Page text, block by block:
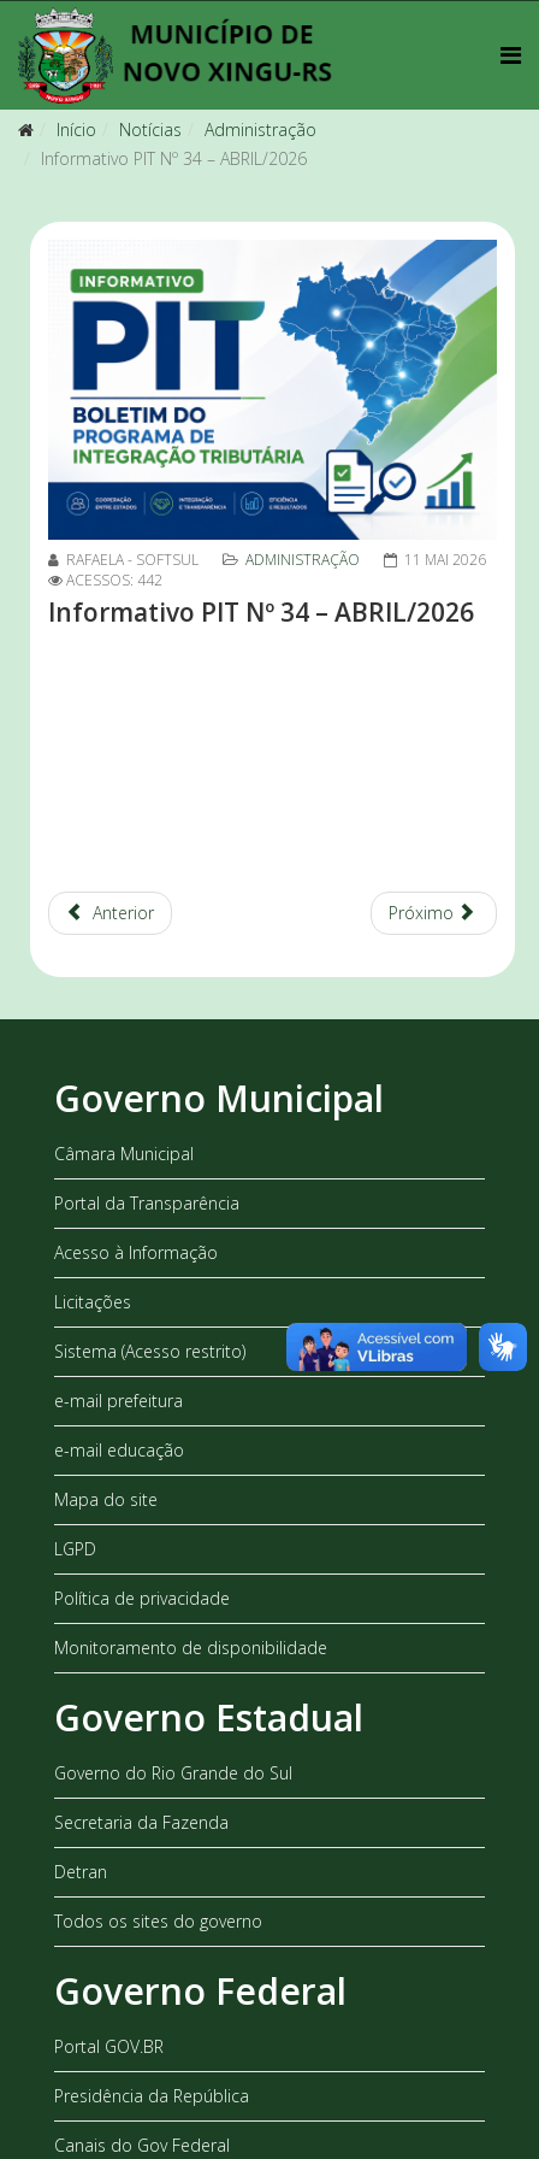
Início Notícias
Administração
Informativo PIT Nº 34 – ABRIL/2026
RAFAELA - SOFTSUL ADMINISTRAÇÃO
11 MAI 2026
ACESSOS: 442
Informativo PIT Nº 34 – ABRIL/2026
Anterior Próximo
Governo Municipal
Câmara Municipal
Portal da Transparência
Acesso à Informação
Licitações
Sistema (Acesso restrito)
e-mail prefeitura
e-mail educação
Mapa do site
LGPD
Política de privacidade
Monitoramento de disponibilidade
Governo Estadual
Governo do Rio Grande do Sul
Secretaria da Fazenda
Detran
Todos os sites do governo
Governo Federal
Portal GOV.BR
Presidência da República
Canais do Gov Federal